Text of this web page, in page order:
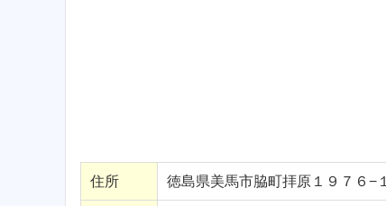
住所 徳島県美馬市脇町拝原１９７６−１